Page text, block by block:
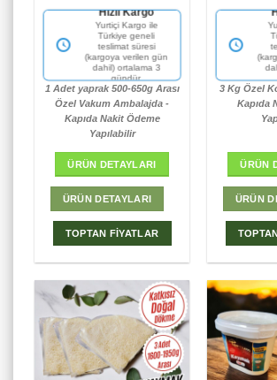
5 üzerinden
oy
aldı
Hızlı Kargo
Yurtiçi Kargo ile
Türkiye geneli
teslimat süresi
(kargoya verilen gün
dahil) ortalama 3
gündür.
1 Adet yaprak 500-650g Arası
Özel Vakum Ambalajda -
Kapıda Nakit Ödeme
Yapılabilir
ÜRÜN DETAYLARI
ÜRÜN DETAYLARI
TOPTAN FİYATLAR
5
aldı
3 Kg Özel
Kapıda
ÜRÜN
ÜRÜN